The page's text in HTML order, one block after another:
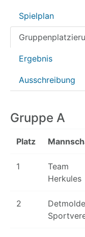
Spielplan
Ergebnis
Ausschreibung
Gruppe A
Platz
1
Team
Herkules
2